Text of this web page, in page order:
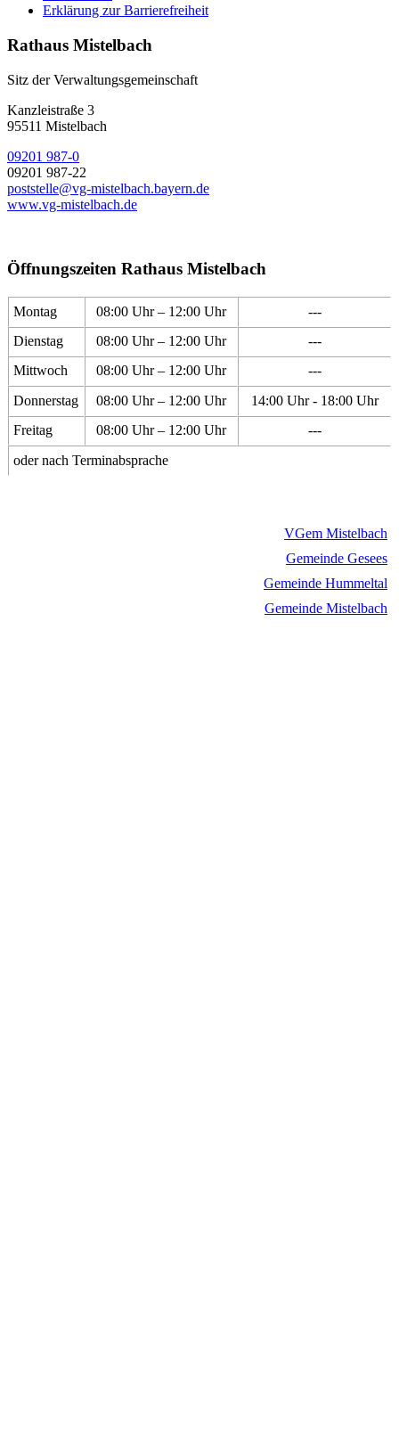
Erklärung zur Barrierefreiheit
Rathaus Mistelbach
Sitz der Verwaltungsgemeinschaft
Kanzleistraße 3
95511 Mistelbach
09201 987-0
09201 987-22
poststelle@vg-mistelbach.bayern.de
www.vg-mistelbach.de
Öffnungszeiten Rathaus Mistelbach
Montag 08:00 Uhr – 12:00 Uhr
---
Dienstag
08:00 Uhr – 12:00 Uhr
---
Mittwoch
08:00 Uhr – 12:00 Uhr
---
Donnerstag
08:00 Uhr – 12:00 Uhr
14:00 Uhr - 18:00 Uhr
Freitag
08:00 Uhr – 12:00 Uhr
---
oder nach Terminabsprache
VGem Mistelbach
Gemeinde Gesees
Gemeinde Hummeltal
Gemeinde Mistelbach